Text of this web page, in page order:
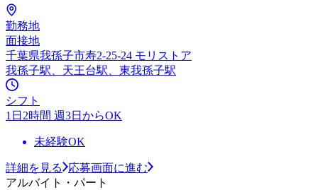
勤務地
面接地
千葉県我孫子市寿2-25-24 モリストア
我孫子駅、天王台駅、東我孫子駅
シフト
1日2時間 週3日からOK
未経験OK
詳細を見る
応募画面に進む
アルバイト・パート